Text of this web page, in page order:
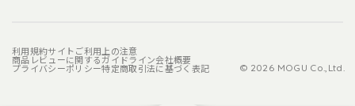
利用規約サイトご利用上の注意
商品レビューに関するガイドライン会社概要
プライバシーポリシー特定商取引法に基づく表記 © 2026 MOGU Co.,Ltd.